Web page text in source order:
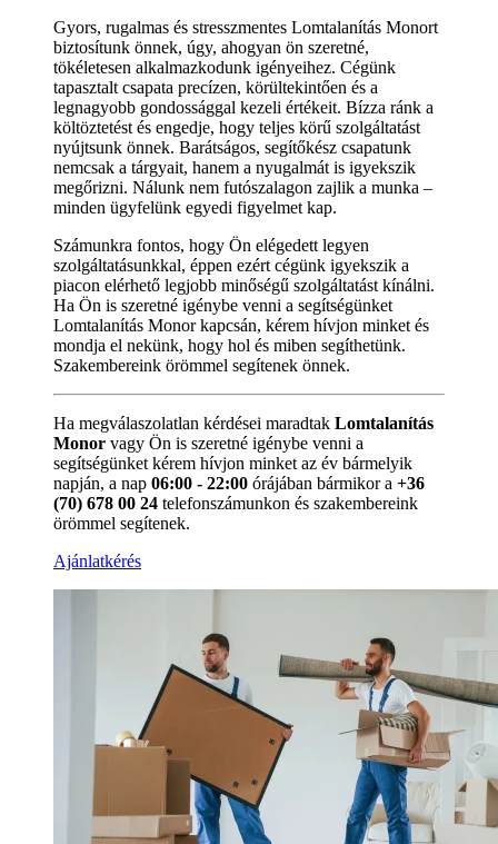
Gyors, rugalmas és stresszmentes Lomtalanítás Monort
biztosítunk önnek, úgy, ahogyan ön szeretné,
tökéletesen alkalmazkodunk igényeihez. Cégünk
tapasztalt csapata precízen, körültekintően és a
legnagyobb gondossággal kezeli értékeit. Bízza ránk a
költöztetést és engedje, hogy teljes körű szolgáltatást
nyújtsunk önnek. Barátságos, segítőkész csapatunk
nemcsak a tárgyait, hanem a nyugalmát is igyekszik
megőrizni. Nálunk nem futószalagon zajlik a munka –
minden ügyfelünk egyedi figyelmet kap.
Számunkra fontos, hogy Ön elégedett legyen
szolgáltatásunkkal, éppen ezért cégünk igyekszik a
piacon elérhető legjobb minőségű szolgáltatást kínálni.
Ha Ön is szeretné igénybe venni a segítségünket
Lomtalanítás Monor kapcsán, kérem hívjon minket és
mondja el nekünk, hogy hol és miben segíthetünk.
Szakembereink örömmel segítenek önnek.
Ha megválaszolatlan kérdései maradtak Lomtalanítás
Monor vagy Ön is szeretné igénybe venni a
segítségünket kérem hívjon minket az év bármelyik
napján, a nap 06:00 - 22:00 órájában bármikor a +36
(70) 678 00 24 telefonszámunkon és szakembereink
örömmel segítenek.
Ajánlatkérés